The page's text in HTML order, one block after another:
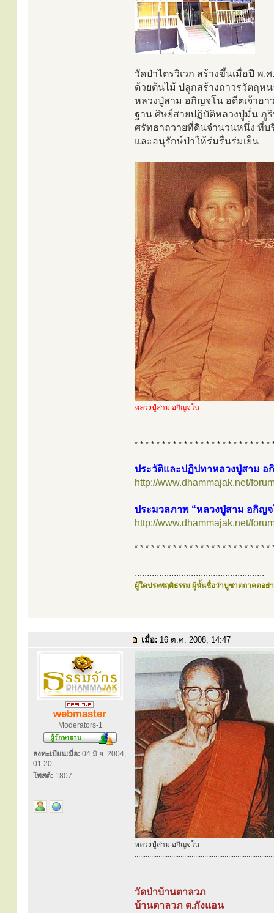
วัดป่าไตรวิเวก สร้างขึ้นเมื่อปี พ.
ด้วยต้นไม้ ปลูกสร้างถาวรวัตถุห
หลวงปู่สาม อกิญจโน อดีตเจ้าอ
ฐาน ศิษย์สายปฏิบัติหลวงปู่มั่น ภู
ศรัทธาถวายที่ดินจำนวนหนึ่ง ที่บ
และอนุรักษ์ป่าให้ร่มรื่นร่มเย็น
หลวงปู่สาม อกิญจโน
* * * * * * * * * * * * * * * * * * * * * * * * *
ประวัติและปฏิปทาหลวงปู่สาม อ
http://www.dhammajak.net/
ประมวลภาพ “หลวงปู่สาม อกิญจ
http://www.dhammajak.net/
* * * * * * * * * * * * * * * * * * * * * * * * *
.....................................................
ผู้ใดประพฤติธรรม ผู้นั้นชื่อว่าบูชาตถาคตอย่า
เมื่อ: 16 ต.ค. 2008, 14:47
webmaster
Moderators-1
ลงทะเบียนเมื่อ: 04 มิ.ย. 2004,
01:20
โพสต์: 1807
หลวงปู่สาม อกิญจโน
............................................................................
วัดป่าบ้านตาลวภ
บ้านตาลวภ ต.กังแอน